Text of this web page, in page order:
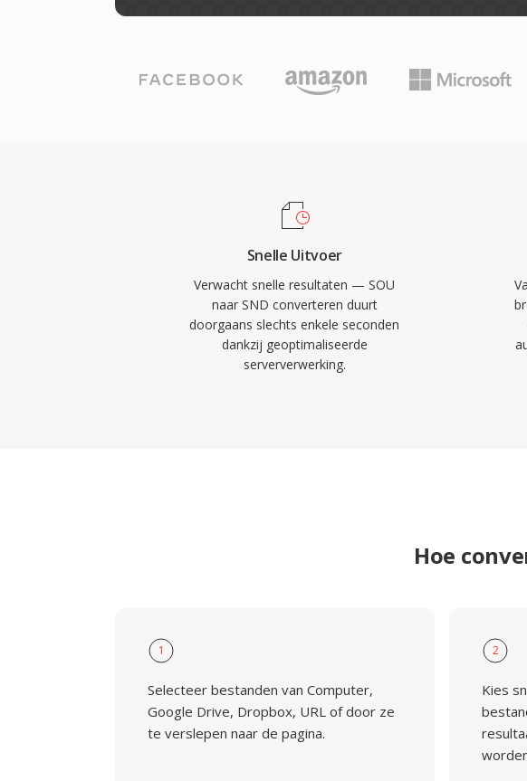
Snelle Uitvoer
Verwacht snelle resultaten — SOU
naar SND converteren duurt
doorgaans slechts enkele seconden
dankzij geoptimaliseerde
serververwerking.
Hoe
1
Selecteer bestanden van Computer,
Google Drive, Dropbox, URL of door ze
te verslepen naar de pagina.
2
Kies